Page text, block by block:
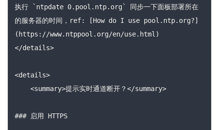
执行 `ntpdate 0.pool.ntp.org` 同步一下面板部署所在
的服务器的时间，ref: [How do I use pool.ntp.org?]
(https://www.ntppool.org/en/use.html)
</details>
<details>
    <summary>提示实时通道断开？</summary>
### 启用 HTTPS